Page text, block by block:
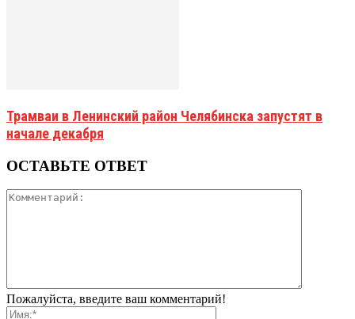
Трамваи в Ленинский район Челябинска запустят в
начале декабря
ОСТАВЬТЕ ОТВЕТ
Пожалуйста, введите ваш комментарий!